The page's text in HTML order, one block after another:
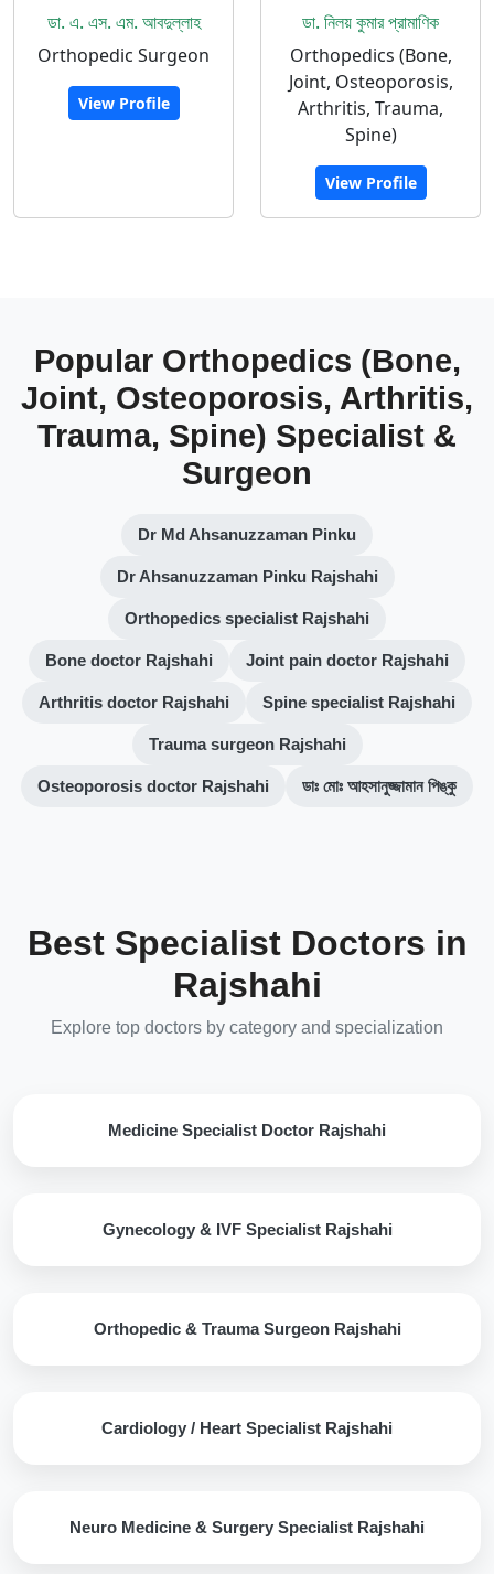
ডা. এ. এস. এম. আবদুল্লাহ
Orthopedic Surgeon
View Profile
ডা. নিলয় কুমার প্রামাণিক
Orthopedics (Bone,
Joint, Osteoporosis,
Arthritis, Trauma,
Spine)
View Profile
Popular Orthopedics (Bone,
Joint, Osteoporosis, Arthritis,
Trauma, Spine) Specialist &
Surgeon
Dr Md Ahsanuzzaman Pinku
Dr Ahsanuzzaman Pinku Rajshahi
Orthopedics specialist Rajshahi
Bone doctor Rajshahi Joint pain doctor Rajshahi
Arthritis doctor Rajshahi Spine specialist Rajshahi
Trauma surgeon Rajshahi
Osteoporosis doctor Rajshahi ডাঃ মোঃ আহসানুজ্জামান পিঙ্কু
Best Specialist Doctors in
Rajshahi
Explore top doctors by category and specialization
Medicine Specialist Doctor Rajshahi
Gynecology & IVF Specialist Rajshahi
Orthopedic & Trauma Surgeon Rajshahi
Cardiology / Heart Specialist Rajshahi
Neuro Medicine & Surgery Specialist Rajshahi